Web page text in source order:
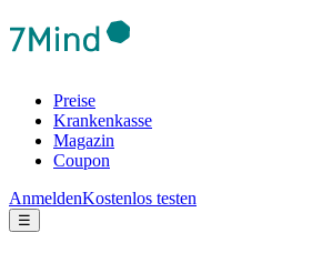
Preise
Krankenkasse
Magazin
Coupon
AnmeldenKostenlos testen
☰